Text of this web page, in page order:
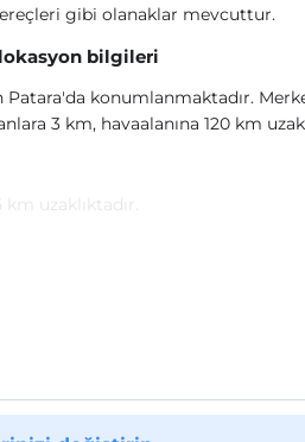
gibi olanaklar mevcuttur.
bilgileri
Patara'da konumlanmaktadır.
3 km, havaalanına 120 km
km uzaklıktadır.